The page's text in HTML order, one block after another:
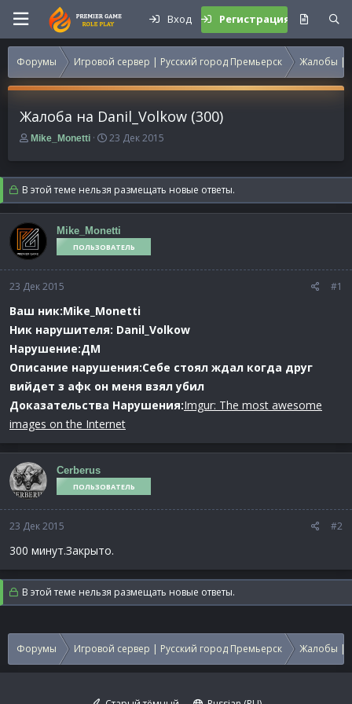
Вход Регистрация
Форумы Игровой сервер | Русский город Премьерск Жалобы |
Жалоба на Danil_Volkow (300)
А
т
о
р
т
е
м
ы
Mike_Monetti
Д
т
а
н
а
а
л
23 Дек 2015
В этой теме нельзя размещать новые ответы.
Mike_Monetti
ПОЛЬЗОВАТЕЛЬ
23 Дек 2015 #1
Ваш ник:Mike_Monetti
Ник нарушителя: Danil_Volkow
Нарушение:ДМ
Описание нарушения:Себе стоял ждал когда друг
вийдет з афк он меня взял убил
Доказательства Нарушения:Imgur: The most awesome
images on the Internet
Cerberus
ПОЛЬЗОВАТЕЛЬ
23 Дек 2015 #2
300 минут.Закрыто.
В этой теме нельзя размещать новые ответы.
Форумы Игровой сервер | Русский город Премьерск Жалобы |